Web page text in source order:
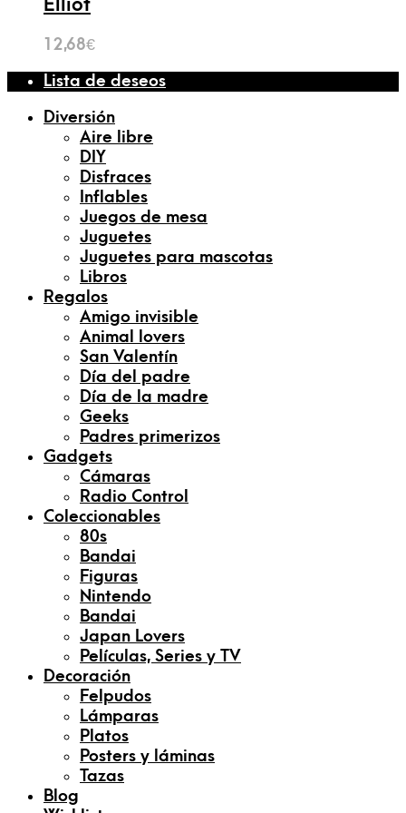
12,68€
Lista de deseos
Diversión
Aire libre
DIY
Disfraces
Inflables
Juegos de mesa
Juguetes
Juguetes para mascotas
Libros
Regalos
Amigo invisible
Animal lovers
San Valentín
Día del padre
Día de la madre
Geeks
Padres primerizos
Gadgets
Cámaras
Radio Control
Coleccionables
80s
Bandai
Figuras
Nintendo
Bandai
Japan Lovers
Películas, Series y TV
Decoración
Felpudos
Lámparas
Platos
Posters y láminas
Tazas
Blog